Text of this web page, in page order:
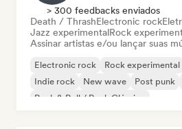
> 300 feedbacks enviados
Death / ThrashElectronic rock
Jazz experimentalRock
Assinar artistas e/ou lançar suas
Electronic rock Rock experimental
Indie rock
New wave Post punk
Rock & Roll / Rock Clássico